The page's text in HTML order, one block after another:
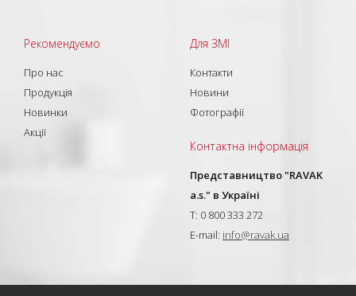
Рекомендуємо
Про нас
Продукція
Новинки
Акції
Для ЗМІ
Контакти
Новини
Фотографії
Контактна інформація
Представництво "RAVAK
a.s." в Україні
T: 0 800 333 272
E-mail: info@ravak.ua